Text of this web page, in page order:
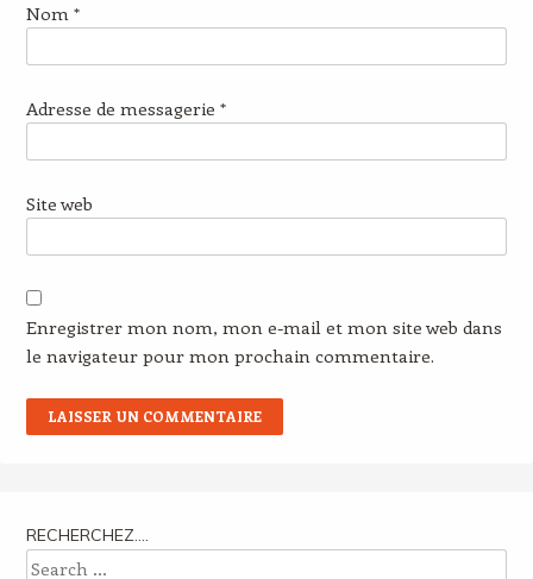
Nom *
Adresse de messagerie *
Site web
Enregistrer mon nom, mon e-mail et mon site web dans
le navigateur pour mon prochain commentaire.
RECHERCHEZ….
Search